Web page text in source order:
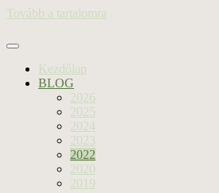
Tovább a tartalomra
Kezdőlap
BLOG
2026
2025
2024
2023
2022
2020
2019